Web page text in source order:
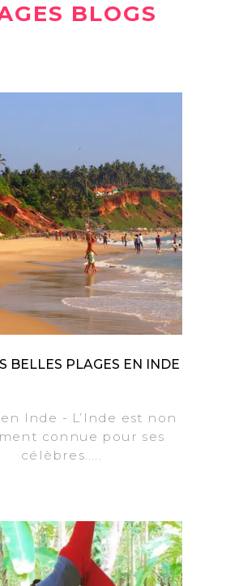
BLOGS
BELLES PLAGES EN INDE
Inde - L’Inde est non
connue pour ses
célèbres.....